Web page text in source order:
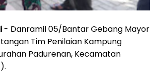
- Danramil 05/Bantar Gebang Mayor
Tim Penilaian Kampung
Padurenan, Kecamatan